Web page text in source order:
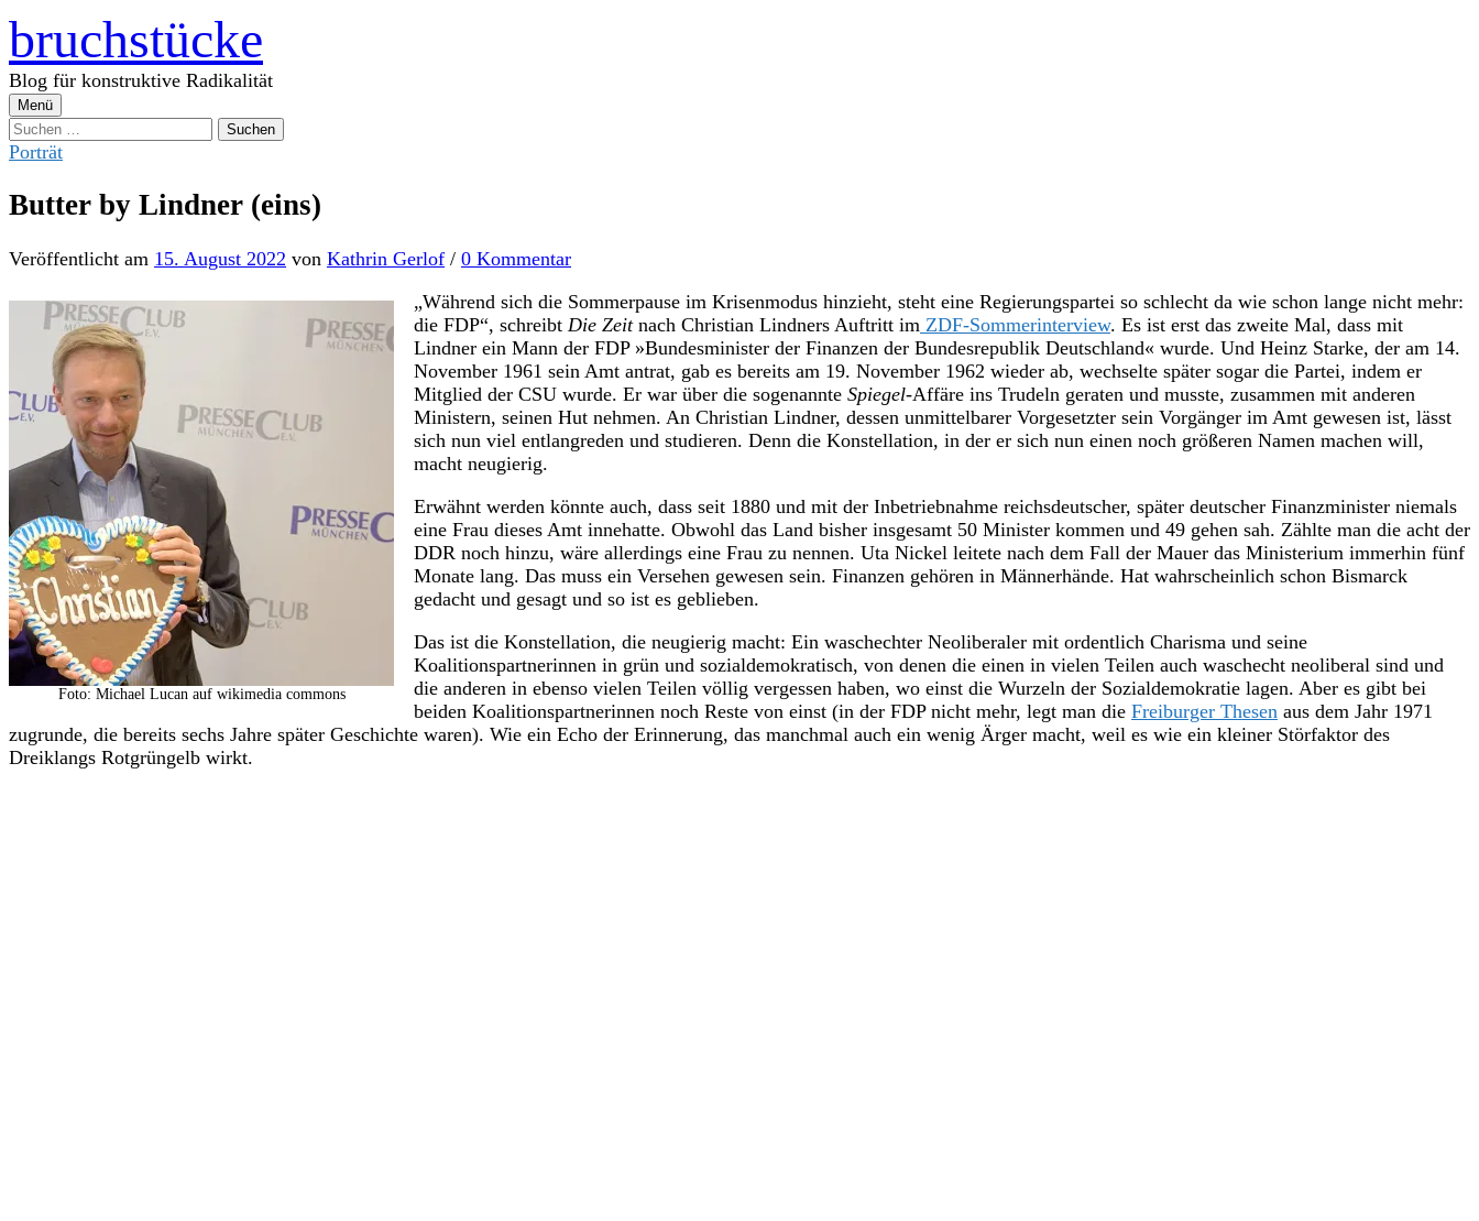
Zum
Inhalt
überspringen
bruchstücke
Blog für konstruktive Radikalität
Menü
Suchen
nach:
Porträt
Butter by Lindner (eins)
Veröffentlicht am 15. August 2022 von Kathrin Gerlof / 0 Kommentar
Foto: Michael Lucan auf wikimedia commons
„Während sich die Sommerpause im Krisenmodus hinzieht, steht eine Regierungspartei so schlecht da wie schon lange nicht mehr:
die FDP“, schreibt Die Zeitnach Christian Lindners Auftritt im ZDF-Sommerinterview. Es ist erst das zweite Mal, dass mit
Lindner ein Mann der FDP »Bundesminister der Finanzen der Bundesrepublik Deutschland« wurde. Und Heinz Starke, der am 14.
November 1961 sein Amt antrat, gab es bereits am 19. November 1962 wieder ab, wechselte später sogar die Partei, indem er
Mitglied der CSU wurde. Er war über die sogenannte Spiegel-Affäre ins Trudeln geraten und musste, zusammen mit anderen
Ministern, seinen Hut nehmen. An Christian Lindner, dessen unmittelbarer Vorgesetzter sein Vorgänger im Amt gewesen ist, lässt
sich nun viel entlangreden und studieren. Denn die Konstellation, in der er sich nun einen noch größeren Namen machen will,
macht neugierig.
Erwähnt werden könnte auch, dass seit 1880 und mit der Inbetriebnahme reichsdeutscher, später deutscher Finanzminister niemals
eine Frau dieses Amt innehatte. Obwohl das Land bisher insgesamt 50 Minister kommen und 49 gehen sah. Zählte man die acht der
DDR noch hinzu, wäre allerdings eine Frau zu nennen. Uta Nickel leitete nach dem Fall der Mauer das Ministerium immerhin fünf
Monate lang. Das muss ein Versehen gewesen sein. Finanzen gehören in Männerhände. Hat wahrscheinlich schon Bismarck
gedacht und gesagt und so ist es geblieben.
Das ist die Konstellation, die neugierig macht: Ein waschechter Neoliberaler mit ordentlich Charisma und seine
Koalitionspartnerinnen in grün und sozialdemokratisch, von denen die einen in vielen Teilen auch waschecht neoliberal sind und
die anderen in ebenso vielen Teilen völlig vergessen haben, wo einst die Wurzeln der Sozialdemokratie lagen. Aber es gibt bei
beiden Koalitionspartnerinnen noch Reste von einst (in der FDP nicht mehr, legt man die Freiburger Thesen aus dem Jahr 1971
zugrunde, die bereits sechs Jahre später Geschichte waren). Wie ein Echo der Erinnerung, das manchmal auch ein wenig Ärger macht, weil es wie ein kleiner Störfaktor des
Dreiklangs Rotgrüngelb wirkt.